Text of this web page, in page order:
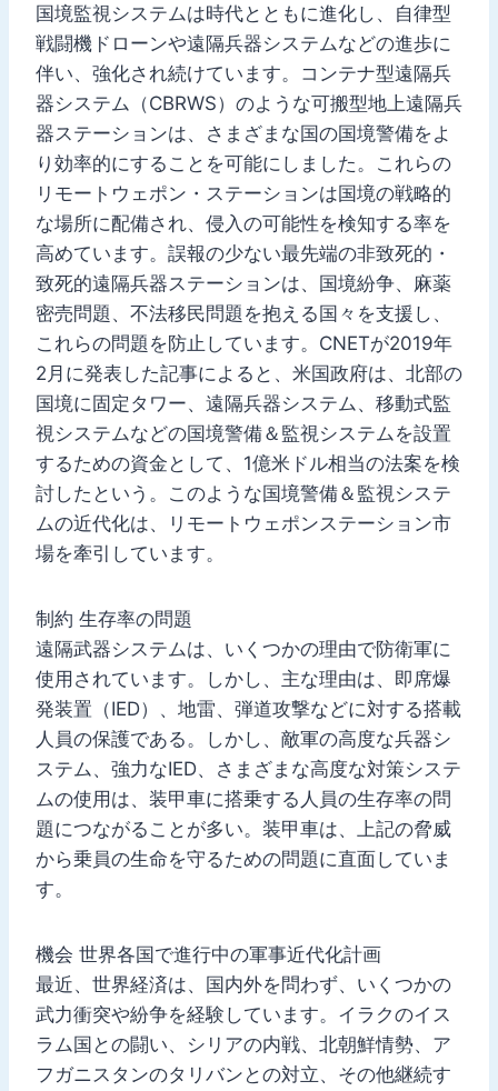
国境監視システムは時代とともに進化し、自律型
戦闘機ドローンや遠隔兵器システムなどの進歩に
伴い、強化され続けています。コンテナ型遠隔兵
器システム（CBRWS）のような可搬型地上遠隔兵
器ステーションは、さまざまな国の国境警備をよ
り効率的にすることを可能にしました。これらの
リモートウェポン・ステーションは国境の戦略的
な場所に配備され、侵入の可能性を検知する率を
高めています。誤報の少ない最先端の非致死的・
致死的遠隔兵器ステーションは、国境紛争、麻薬
密売問題、不法移民問題を抱える国々を支援し、
これらの問題を防止しています。CNETが2019年
2月に発表した記事によると、米国政府は、北部の
国境に固定タワー、遠隔兵器システム、移動式監
視システムなどの国境警備＆監視システムを設置
するための資金として、1億米ドル相当の法案を検
討したという。このような国境警備＆監視システ
ムの近代化は、リモートウェポンステーション市
場を牽引しています。
制約 生存率の問題
遠隔武器システムは、いくつかの理由で防衛軍に
使用されています。しかし、主な理由は、即席爆
発装置（IED）、地雷、弾道攻撃などに対する搭載
人員の保護である。しかし、敵軍の高度な兵器シ
ステム、強力なIED、さまざまな高度な対策システ
ムの使用は、装甲車に搭乗する人員の生存率の問
題につながることが多い。装甲車は、上記の脅威
から乗員の生命を守るための問題に直面していま
す。
機会 世界各国で進行中の軍事近代化計画
最近、世界経済は、国内外を問わず、いくつかの
武力衝突や紛争を経験しています。イラクのイス
ラム国との闘い、シリアの内戦、北朝鮮情勢、ア
フガニスタンのタリバンとの対立、その他継続す